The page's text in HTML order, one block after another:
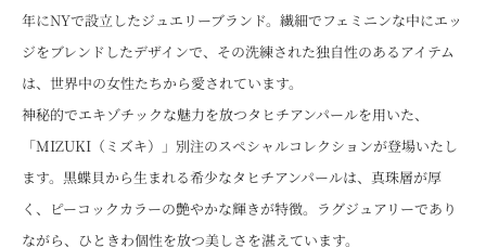
年にNYで設立したジュエリーブランド。繊細でフェミニンな中にエッ
ジをブレンドしたデザインで、その洗練された独自性のあるアイテム
は、世界中の女性たちから愛されています。
神秘的でエキゾチックな魅力を放つタヒチアンパールを用いた、
「MIZUKI（ミズキ）」別注のスペシャルコレクションが登場いたし
ます。黒蝶貝から生まれる希少なタヒチアンパールは、真珠層が厚
く、ピーコックカラーの艶やかな輝きが特徴。ラグジュアリーであり
ながら、ひときわ個性を放つ美しさを湛えています。